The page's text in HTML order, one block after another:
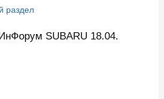
раздел
SUBARU 18.04.